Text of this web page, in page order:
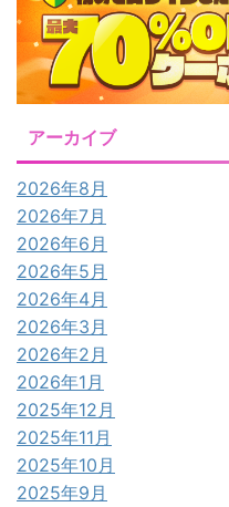
アーカイブ
2026年8月
2026年7月
2026年6月
2026年5月
2026年4月
2026年3月
2026年2月
2026年1月
2025年12月
2025年11月
2025年10月
2025年9月